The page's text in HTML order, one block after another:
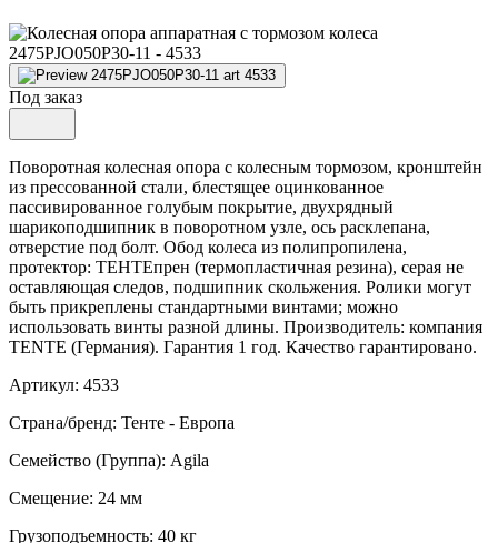
Под заказ
Поворотная колесная опора с колесным тормозом, кронштейн
из прессованной стали, блестящее оцинкованное
пассивированное голубым покрытие, двухрядный
шарикоподшипник в поворотном узле, ось расклепана,
отверстие под болт. Обод колеса из полипропилена,
протектор: ТЕНТЕпрен (термопластичная резина), серая не
оставляющая следов, подшипник скольжения. Ролики могут
быть прикреплены стандартными винтами; можно
использовать винты разной длины. Производитель: компания
TENTE (Германия). Гарантия 1 год. Качество гарантировано.
Артикул: 4533
Страна/бренд: Тенте - Европа
Семейство (Группа): Agila
Смещение: 24 мм
Грузоподъемность: 40 кг